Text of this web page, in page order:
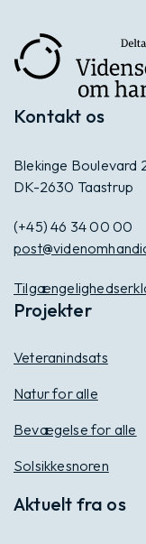
Kontakt os
Blekinge Boulevard
DK-2630 Taastrup
(+45) 46 34 00 00
Projekter
Veteranindsats
Natur for alle
Bevægelse for alle
Solsikkesnoren
Aktuelt fra os